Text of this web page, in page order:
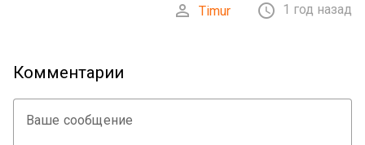
 Timur  1 год назад
Комментарии
Ваше сообщение